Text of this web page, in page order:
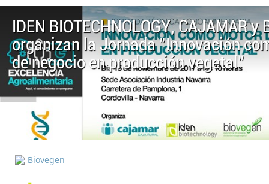
IDEN BIOTECHNOLOGY, CAJAMAR y
organizan la Jornada "Innovación
de negocio en producción vegetal"
Biovegen